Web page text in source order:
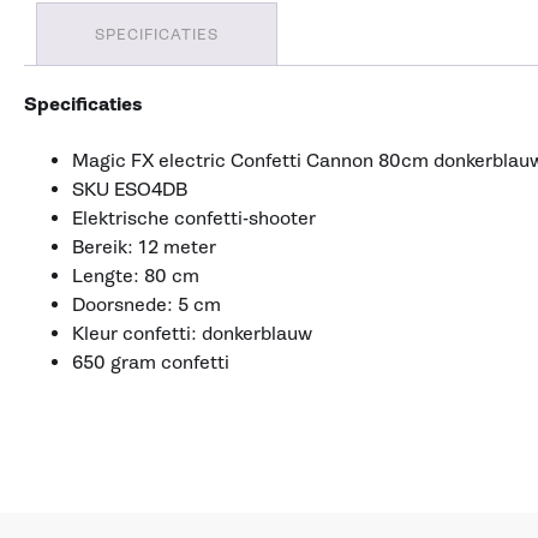
SPECIFICATIES
Specificaties
Magic FX electric Confetti Cannon 80cm
SKU ESO4DB
Elektrische confetti-shooter
Bereik: 12 meter
Lengte: 80 cm
Doorsnede: 5 cm
Kleur confetti: donkerblauw
650 gram confetti